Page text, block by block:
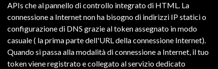
APIs che alpannellodicontrollo integratodi HTML. La
connessionea Internetnonha bisognodi indirizzi IPstaticio
configurazionedi DNS graziealtokenassegnato in modo
casuale( la primapartedell'URLdellaconnessione Internet).
Quandosipassaallamodalitàdiconnessione a Internet, il tuo
tokenvieneregistratoecollegatoalservizio dedicato